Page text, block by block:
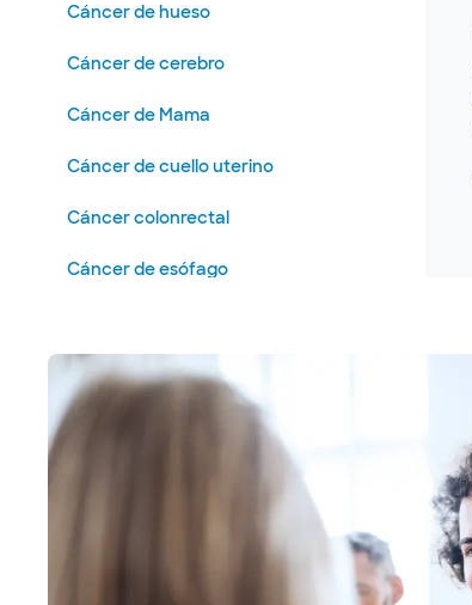
Cáncer de hueso
Cáncer de cerebro
Cáncer de Mama
Cáncer de cuello uterino
Cáncer colonrectal
Cáncer de esófago
Linfoma de Hodgkin